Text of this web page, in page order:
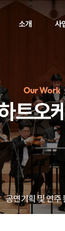
소개 사
스#캠페인#팬덤
Our Work
트오
공연기획 및 연주